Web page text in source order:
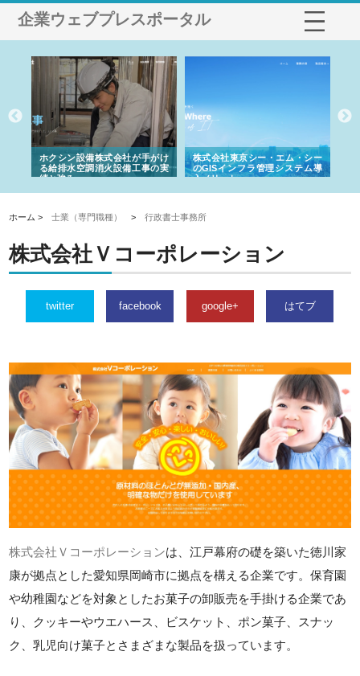
企業ウェブプレスポータル
株式会社東京シー・エム・シー
のGISインフラ管理システム導
入メリット
株式会社アクアスペースが水中
から陸上まで一貫施工できる理
由
ホーム >士業（専門職種） >行政書士事務所
株式会社Ｖコーポレーション
twitter facebook google+ はてブ
株式会社Ｖコーポレーションは、江戸幕府の礎を築いた徳川家
康が拠点とした愛知県岡崎市に拠点を構える企業です。保育園
や幼稚園などを対象としたお菓子の卸販売を手掛ける企業であ
り、クッキーやウエハース、ビスケット、ポン菓子、スナッ
ク、乳児向け菓子とさまざまな製品を扱っています。